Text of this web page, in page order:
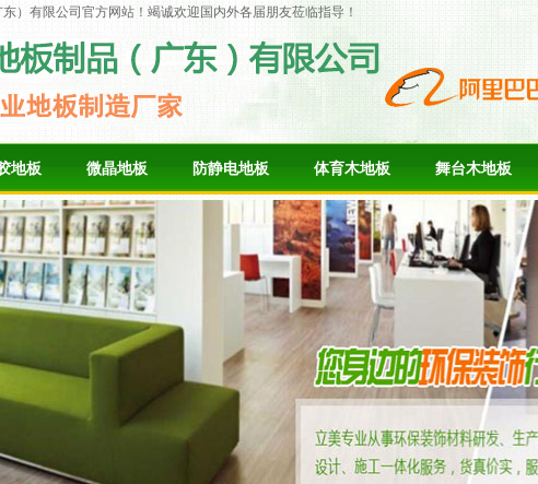
）有限公司官方网站！竭诚欢迎国内外各届朋友莅临指导！
地板 微晶地板 防静电地板 体育木地板 舞台木地板